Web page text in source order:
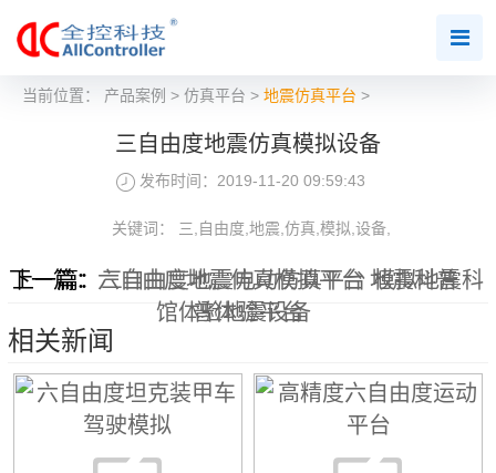
当前位置： 产品案例 > 仿真平台 > 地震仿真平台 >
三自由度地震仿真模拟设备
发布时间：2019-11-20 09:59:43
关键词： 三,自由度,地震,仿真,模拟,设备,
上一篇：三自由度地震电动仿真平台 模拟地震科
普体验平台
下一篇： 六自由度地震仿真模拟平台 地震科普
馆体验地震设备
相关新闻